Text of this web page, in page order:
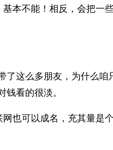
本不能！相反，会把一
了这么多朋友，为什么
看的很淡。
也可以成名，充其量是